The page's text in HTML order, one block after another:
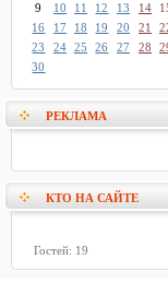
9
10 11 12 13 14
16
17 18 19 20 21
23
24 25 26 27 28
30
РЕКЛАМА
КТО НА САЙТЕ
Гостей: 19